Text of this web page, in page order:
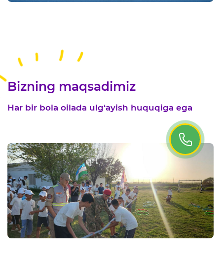
Bizning maqsadimiz
Har bir bola oilada ulg‘ayish huquqiga ega